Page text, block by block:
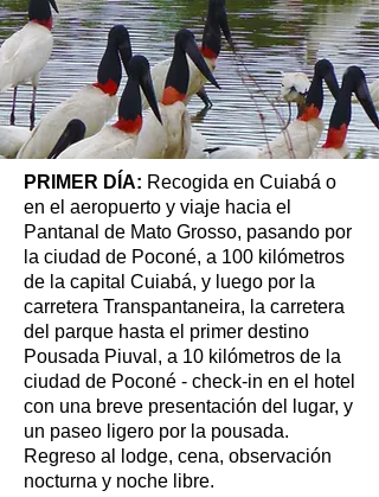
PRIMER DÍA: Recogida en Cuiabá o
en el aeropuerto y viaje hacia el
Pantanal de Mato Grosso, pasando por
la ciudad de Poconé, a 100 kilómetros
de la capital Cuiabá, y luego por la
carretera Transpantaneira, la carretera
del parque hasta el primer destino
Pousada Piuval, a 10 kilómetros de la
ciudad de Poconé - check-in en el hotel
con una breve presentación del lugar, y
un paseo ligero por la pousada.
Regreso al lodge, cena, observación
nocturna y noche libre.